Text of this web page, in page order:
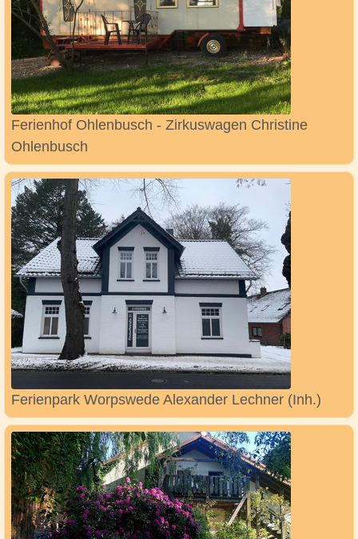
Ferienhof Ohlenbusch - Zirkuswagen Christine
Ohlenbusch
Ferienpark Worpswede Alexander Lechner (Inh.)